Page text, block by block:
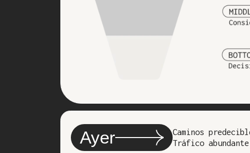
Ayer
Caminos
Tráfico abundante